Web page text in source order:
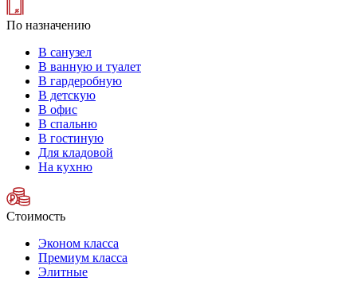
По назначению
В санузел
В ванную и туалет
В гардеробную
В детскую
В офис
В спальню
В гостиную
Для кладовой
На кухню
Стоимость
Эконом класса
Премиум класса
Элитные